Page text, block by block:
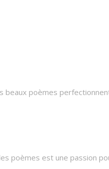
beaux poèmes
poèmes est une passion